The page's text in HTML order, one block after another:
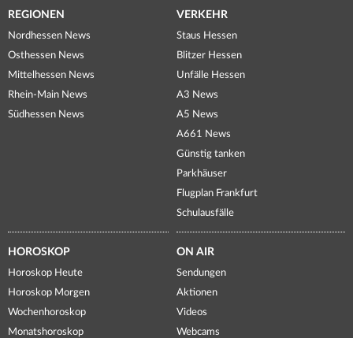
REGIONEN
Nordhessen News
Osthessen News
Mittelhessen News
Rhein-Main News
Südhessen News
VERKEHR
Staus Hessen
Blitzer Hessen
Unfälle Hessen
A3 News
A5 News
A661 News
Günstig tanken
Parkhäuser
Flugplan Frankfurt
Schulausfälle
HOROSKOP
Horoskop Heute
Horoskop Morgen
Wochenhoroskop
Monatshoroskop
ON AIR
Sendungen
Aktionen
Videos
Webcams